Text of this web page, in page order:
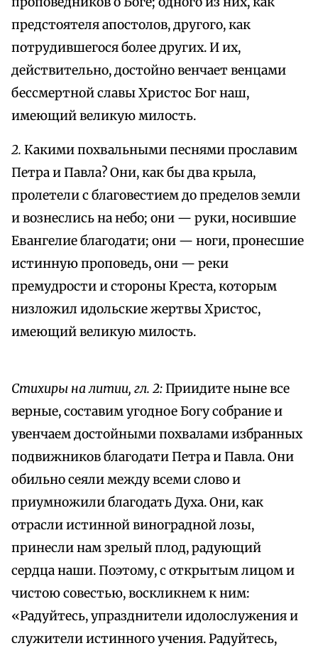
предстоятеля апостолов, другого, как
потрудившегося более других. И их,
действительно, достойно венчает венцами
бессмертной славы Христос Бог наш,
имеющий великую милость.
2. Какими похвальными песнями прославим
Петра и Павла? Они, как бы два крыла,
пролетели с благовестием до пределов земли
и вознеслись на небо; они — руки, носившие
Евангелие благодати; они — ноги, пронесшие
истинную проповедь, они — реки
премудрости и стороны Креста, которым
низложил идольские жертвы Христос,
имеющий великую милость.
Стихиры на литии, гл. 2:Приидите ныне все
верные, составим угодное Богу собрание и
увенчаем достойными похвалами избранных
подвижников благодати Петра и Павла. Они
обильно сеяли между всеми слово и
приумножили благодать Духа. Они, как
отрасли истинной виноградной лозы,
принесли нам зрелый плод, радующий
сердца наши. Поэтому, с открытым лицом и
чистою совестью, воскликнем к ним:
«Радуйтесь, упразднители идолослужения и
служители истинного учения. Радуйтесь,